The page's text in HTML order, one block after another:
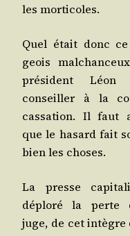
les morticoles.
Quel était donc
geois
pré­sident Léon
conseiller à la
cas­sa­tion. Il faut
que le hasard fait
bien les choses.
La presse
déplo­ré la perte
juge, de cet